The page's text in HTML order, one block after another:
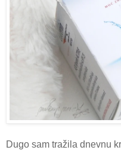
Dugo sam tražila dnevnu